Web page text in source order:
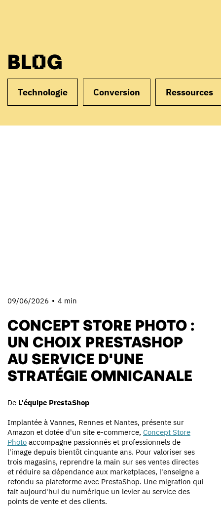
BLOG
Technologie Conversion Ressources
09/06/2026 4 min
CONCEPT STORE PHOTO :
UN CHOIX PRESTASHOP
AU SERVICE D'UNE
STRATÉGIE OMNICANALE
De L'équipe PrestaShop
Implantée à Vannes, Rennes et Nantes, présente sur
Amazon et dotée d'un site e-commerce, Concept Store
Photo accompagne passionnés et professionnels de
l'image depuis bientôt cinquante ans. Pour valoriser ses
trois magasins, reprendre la main sur ses ventes directes
et réduire sa dépendance aux marketplaces, l'enseigne a
refondu sa plateforme avec PrestaShop. Une migration qui
fait aujourd'hui du numérique un levier au service des
points de vente et des clients.